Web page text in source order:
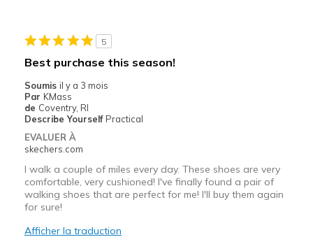
Les meilleures utilisations
Width
Sizing
Feels true to size
View On Shoes
5
Best purchase this season!
Soumis il y a 3 mois
Par KMass
de Coventry, RI
Describe Yourself Practical
EVALUER À
skechers.com
I walk a couple of miles every day. These shoes are very
comfortable, very cushioned! I've finally found a pair of
walking shoes that are perfect for me! I'll buy them again
for sure!
Afficher la traduction